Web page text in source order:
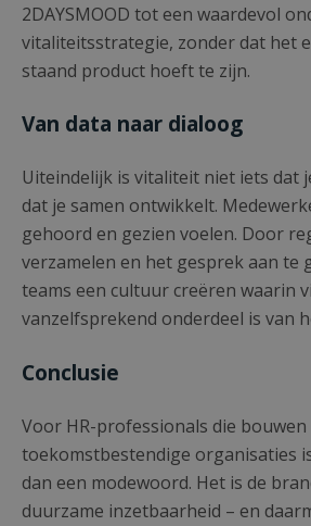
2DAYSMOOD tot een waardevol
vitaliteitsstrategie, zonder dat het
staand product hoeft te zijn.
Van data naar dialoog
Uiteindelijk is vitaliteit niet iets dat
dat je samen ontwikkelt.
gehoord en gezien voelen. Door
verzamelen en het gesprek aan te
teams een cultuur creëren waarin
vanzelfsprekend onderdeel is van
Conclusie
Voor HR-professionals die bouwen
toekomstbestendige organisaties
dan een modewoord. Het is de
duurzame inzetbaarheid – en